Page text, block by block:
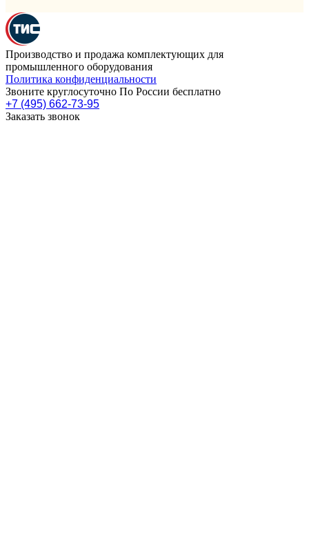
Производство и продажа комплектующих для
промышленного оборудования
Политика конфиденциальности
Звоните круглосуточно По России бесплатно
+7 (495) 662-73-95
Заказать звонок